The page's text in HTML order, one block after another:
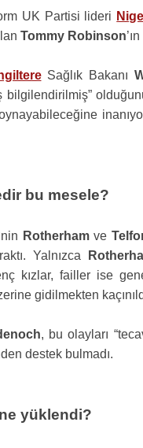
UK Partisi lideri
Tommy Robinson
Sağlık Bakanı
bilgilendirilmiş”
bu mesele?
Rotherhamve
Yalnızca
kızlar, failler ise
gidilmekten
, bu olayları
destek bulmadı.
yüklendi?